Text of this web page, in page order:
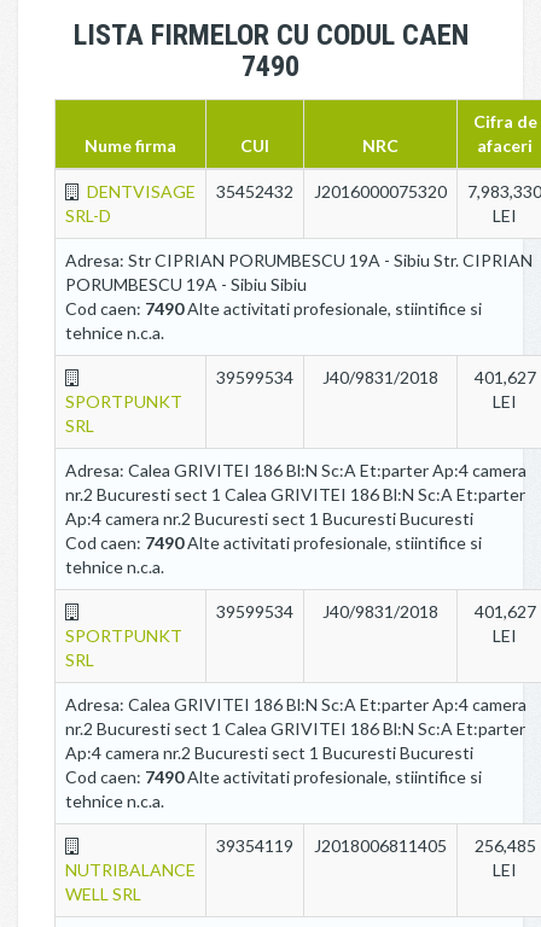
LISTA FIRMELOR CU CODUL CAEN
7490
Nume firma CUI NRC
Cifra de
afaceri
DENTVISAGE
SRL-D
35452432 J2016000075320
7,983,330
LEI
Adresa: Str CIPRIAN PORUMBESCU 19A - Sibiu Str. CIPRIAN
PORUMBESCU 19A - Sibiu Sibiu
Cod caen: 7490Alte activitati profesionale, stiintifice si
tehnice n.c.a.
SPORTPUNKT
SRL
39599534 J40/9831/2018
401,627
LEI
Adresa: Calea GRIVITEI 186 Bl:N Sc:A Et:parter Ap:4 camera
nr.2 Bucuresti sect 1 Calea GRIVITEI 186 Bl:N Sc:A Et:parter
Ap:4 camera nr.2 Bucuresti sect 1 Bucuresti Bucuresti
Cod caen: 7490Alte activitati profesionale, stiintifice si
tehnice n.c.a.
SPORTPUNKT
SRL
39599534 J40/9831/2018
401,627
LEI
Adresa: Calea GRIVITEI 186 Bl:N Sc:A Et:parter Ap:4 camera
nr.2 Bucuresti sect 1 Calea GRIVITEI 186 Bl:N Sc:A Et:parter
Ap:4 camera nr.2 Bucuresti sect 1 Bucuresti Bucuresti
Cod caen: 7490Alte activitati profesionale, stiintifice si
tehnice n.c.a.
NUTRIBALANCE
WELL SRL
39354119 J2018006811405
256,485
LEI